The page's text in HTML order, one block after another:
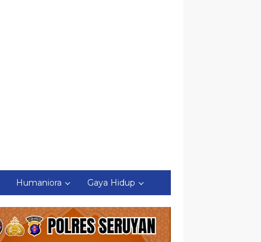
Humaniora Gaya Hidup